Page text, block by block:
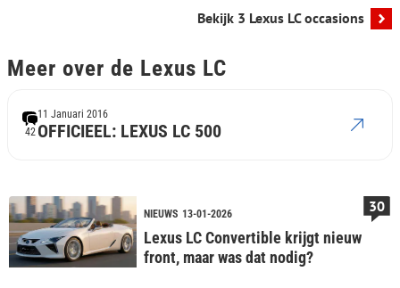
Bekijk 3 Lexus LC occasions
Meer over de Lexus LC
42 OFFICIEEL: LEXUS LC 500
11 Januari 2016
NIEUWS 13-01-2026
Lexus LC Convertible krijgt nieuw
front, maar was dat nodig?
30